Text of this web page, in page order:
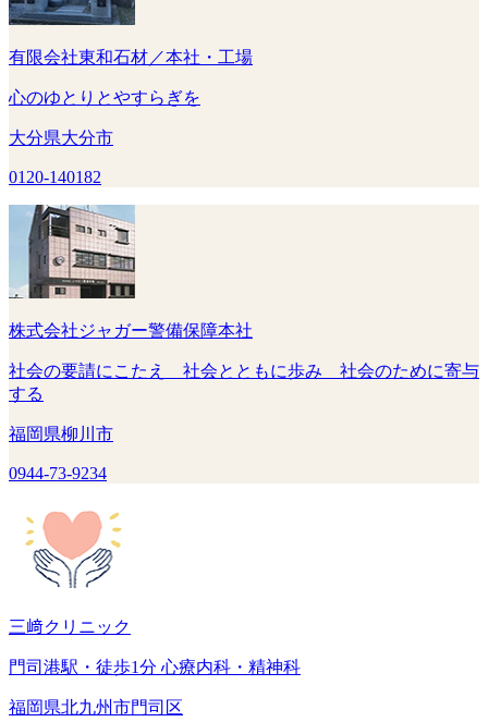
有限会社東和石材／本社・工場
心のゆとりとやすらぎを
大分県大分市
0120-140182
株式会社ジャガー警備保障本社
社会の要請にこたえ 社会とともに歩み 社会のために寄与
する
福岡県柳川市
0944-73-9234
三﨑クリニック
門司港駅・徒歩1分 心療内科・精神科
福岡県北九州市門司区